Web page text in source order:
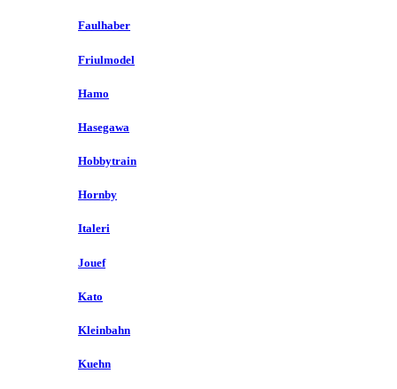
Faulhaber
Friulmodel
Hamo
Hasegawa
Hobbytrain
Hornby
Italeri
Jouef
Kato
Kleinbahn
Kuehn